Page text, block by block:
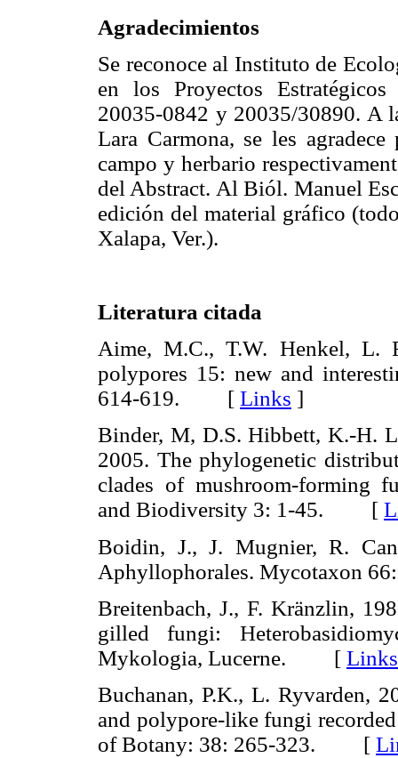
Agradecimientos
Se reconoce al Instituto de
en los Proyectos
20035-0842 y 20035/30890. A
Lara Carmona, se les
campo y herbario
del Abstract. Al Biól. Manuel
edición del material gráfico
Xalapa, Ver.).
Literatura citada
Aime, M.C., T.W. Henkel, L.
polypores 15: new and
614-619. [ Links ]
Binder, M, D.S. Hibbett, K.-H.
2005. The phylogenetic
clades of mushroom-forming
and Biodiversity 3: 1-45. [
Boidin, J., J. Mugnier, R.
Aphyllophorales.
Breitenbach, J., F. Kränzlin,
gilled fungi:
Mykologia, Lucerne. [ Links
Buchanan, P.K., L. Ryvarden,
and polypore-like fungi
of Botany: 38: 265-323. [